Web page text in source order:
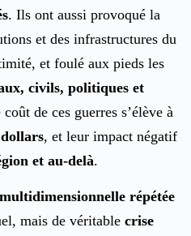
. Ils ont aussi provoqué la
et des infrastructures du
et foulé aux pieds les
civils, politiques et
de ces guerres s’élève à
, et leur impact négatif
et au-delà.
répétée
mais de véritable crise